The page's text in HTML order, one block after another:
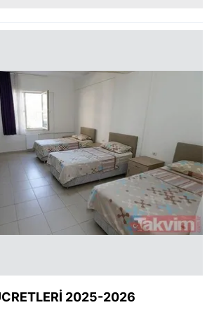
2025-2026